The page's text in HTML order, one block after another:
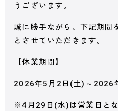
うございます。
誠に勝手ながら、下記期間
とさせていただきます。
【休業期間】
2026年5月2日(土)～2026
※4月29日(水)は営業日とな